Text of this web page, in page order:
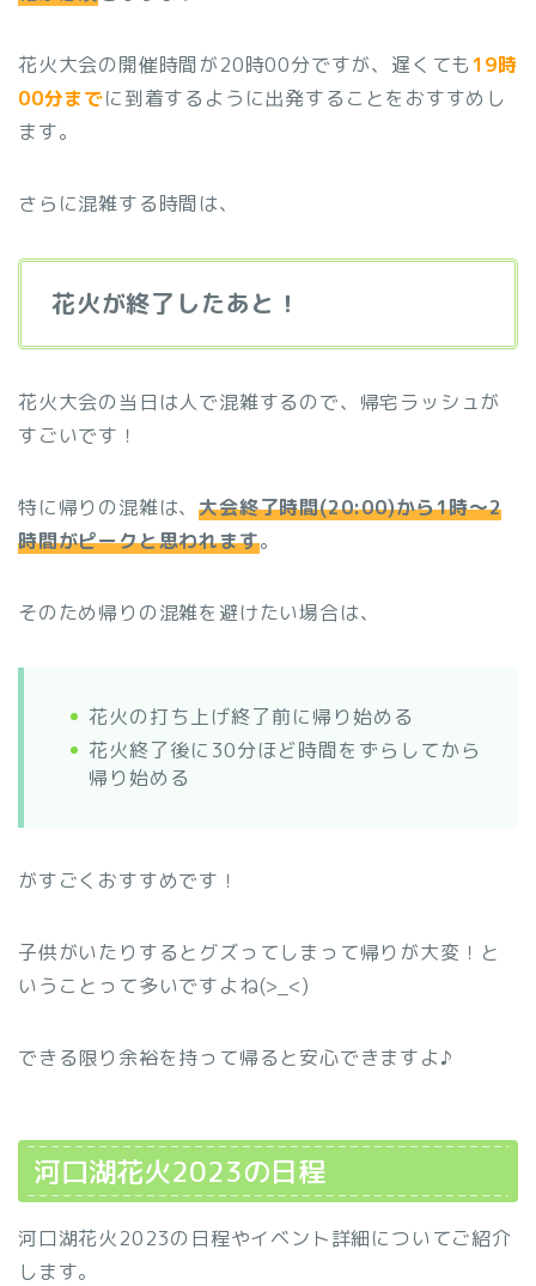
花火大会の開催時間が20時00分ですが、遅くても 19時
00分までに到着するように出発することをおすすめし
ます。
さらに混雑する時間は、
花火が終了したあと！
花火大会の当日は人で混雑するので、帰宅ラッシュが
すごいです！
特に帰りの混雑は、大会終了時間(20:00)から1時〜2
時間がピークと思われます。
そのため帰りの混雑を避けたい場合は、
花火の打ち上げ終了前に帰り始める
花火終了後に30分ほど時間をずらしてから
帰り始める
がすごくおすすめです！
子供がいたりするとグズってしまって帰りが大変！と
いうことって多いですよね(>_<)
できる限り余裕を持って帰ると安心できますよ♪
河口湖花火2023の日程
河口湖花火2023の日程やイベント詳細についてご紹介
します。